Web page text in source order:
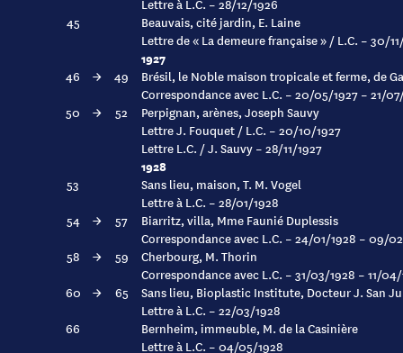
Lettre à L.C. – 28/12/1926
45
Beauvais, cité jardin, E. Laine
Lettre de « La demeure française » / L.C. – 30/
1927
46 → 49
Brésil, le Noble maison tropicale et ferme, de
Correspondance avec L.C. – 20/05/1927 – 21/
50
→ 52
Perpignan, arènes, Joseph Sauvy
Lettre J. Fouquet / L.C. – 20/10/1927
Lettre L.C. / J. Sauvy – 28/11/1927
1928
53
Sans lieu, maison, T. M. Vogel
Lettre à L.C. – 28/01/1928
54
→ 57
Biarritz, villa, Mme Faunié Duplessis
Correspondance avec L.C. – 24/01/1928 – 09/
58
→ 59
Cherbourg, M. Thorin
Correspondance avec L.C. – 31/03/1928 – 11/
60
→ 65
Sans lieu, Bioplastic Institute, Docteur J. San
Lettre à L.C. – 22/03/1928
66
Bernheim, immeuble, M. de la Casinière
Lettre à L.C. – 04/05/1928